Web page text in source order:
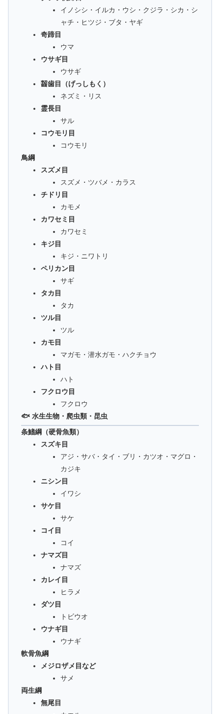
イノシシ・イルカ・ウシ・クジラ・シカ・シ
ャチ・ヒツジ・ブタ・ヤギ
奇蹄目
ウマ
ウサギ目
ウサギ
齧歯目（げっしもく）
ネズミ・リス
霊長目
サル
コウモリ目
コウモリ
鳥綱
スズメ目
スズメ・ツバメ・カラス
チドリ目
カモメ
カワセミ目
カワセミ
キジ目
キジ・ニワトリ
ペリカン目
サギ
タカ目
タカ
ツル目
ツル
カモ目
マガモ・潜水ガモ・ハクチョウ
ハト目
ハト
フクロウ目
フクロウ
🐟 水生生物・爬虫類・昆虫
条鰭綱（硬骨魚類）
スズキ目
アジ・サバ・タイ・ブリ・カツオ・マグロ・
カジキ
ニシン目
イワシ
サケ目
サケ
コイ目
コイ
ナマズ目
ナマズ
カレイ目
ヒラメ
ダツ目
トビウオ
ウナギ目
ウナギ
軟骨魚綱
メジロザメ目など
サメ
両生綱
無尾目